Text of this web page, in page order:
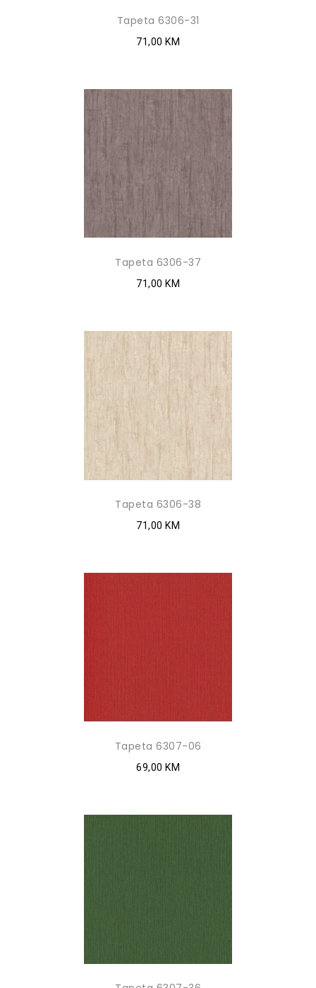
Tapeta 6306-31
71,00 KM
Tapeta 6306-37
71,00 KM
Tapeta 6306-38
71,00 KM
Tapeta 6307-06
69,00 KM